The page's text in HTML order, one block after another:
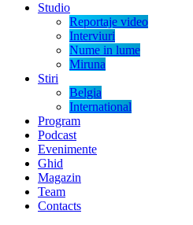
Studio
Reportaje video
Interviuri
Nume in lume
Miruna
Stiri
Belgia
International
Program
Podcast
Evenimente
Ghid
Magazin
Team
Contacts